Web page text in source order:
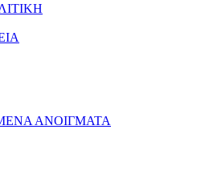
ΑΝΟΙΓΜΑΤΑ